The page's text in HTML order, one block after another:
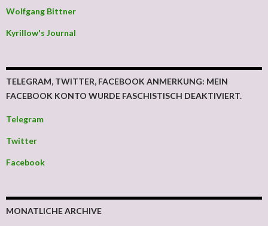
Wolfgang Bittner
Kyrillow's Journal
TELEGRAM, TWITTER, FACEBOOK ANMERKUNG: MEIN
FACEBOOK KONTO WURDE FASCHISTISCH DEAKTIVIERT.
Telegram
Twitter
Facebook
MONATLICHE ARCHIVE